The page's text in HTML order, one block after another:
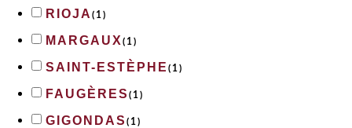
RIOJA ( 1 )
MARGAUX ( 1 )
SAINT-ESTÈPHE ( 1 )
FAUGÈRES ( 1 )
GIGONDAS ( 1 )